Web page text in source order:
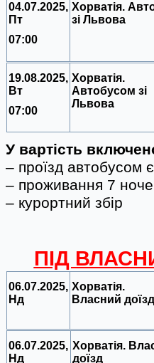
04.07.2025,
Пт
07:00
Хорватія.
зі Львова
19.08.2025,
Вт
07:00
Хорватія.
Автобусом зі
Львова
У вартість
– проїзд автобусом
– проживання 7
– курортний збір
ПІД
06.07.2025,
Нд
Хорватія.
Власний доїзд
06.07.2025,
Нд
Хорватія.
доїзд